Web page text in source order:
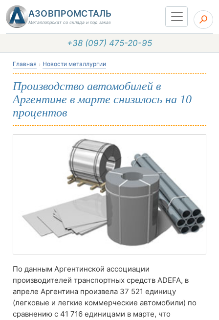
АЗОВПРОМСТАЛЬ
Металлопрокат со склада и под заказ
+38 (097) 475-20-95
Главная Новости металлургии
Производство автомобилей в
Аргентине в марте снизилось на 10
процентов
По данным Аргентинской ассоциации
производителей транспортных средств ADEFA, в
апреле Аргентина произвела 37 521 единицу
(легковые и легкие коммерческие автомобили) по
сравнению с 41 716 единицами в марте, что